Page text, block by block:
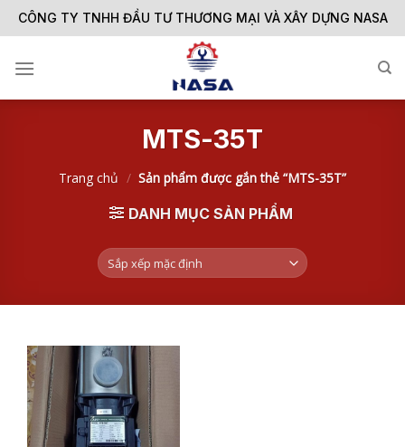
Skip
to
CÔNG TY TNHH ĐẦU TƯ THƯƠNG MẠI VÀ XÂY DỰNG NASA
MTS-35T
Trang chủ / Sản phẩm được gắn thẻ “MTS-35T”
DANH MỤC SẢN PHẨM